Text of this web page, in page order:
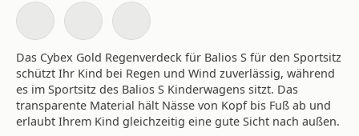
Das Cybex Gold Regenverdeck für Balios S für den Sportsitz
schützt Ihr Kind bei Regen und Wind zuverlässig, während
es im Sportsitz des Balios S Kinderwagens sitzt. Das
transparente Material hält Nässe von Kopf bis Fuß ab und
erlaubt Ihrem Kind gleichzeitig eine gute Sicht nach außen.